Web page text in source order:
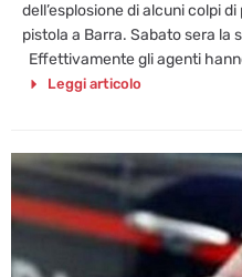
dell’esplosione di alcuni colpi
pistola a Barra. Sabato sera la
Effettivamente gli agenti
Leggi articolo